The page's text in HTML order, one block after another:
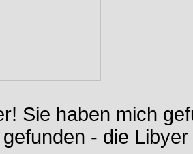
Sie haben mich
- die